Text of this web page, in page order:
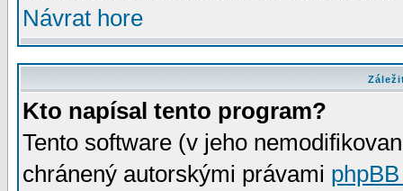
Návrat hore
Kto napísal tento program?
Tento software (v jeho
chránený autorskými právami